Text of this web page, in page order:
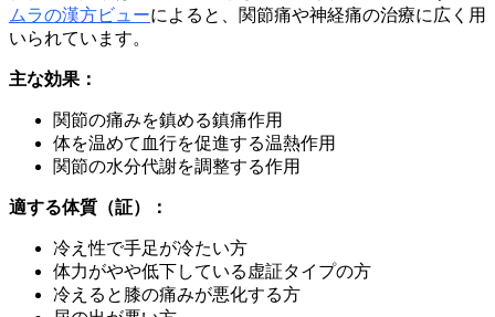
ムラの漢方ビューによると、関節痛や神経痛の治療に広く用
いられています。
主な効果：
関節の痛みを鎮める鎮痛作用
体を温めて血行を促進する温熱作用
関節の水分代謝を調整する作用
適する体質（証）：
冷え性で手足が冷たい方
体力がやや低下している虚証タイプの方
冷えると膝の痛みが悪化する方